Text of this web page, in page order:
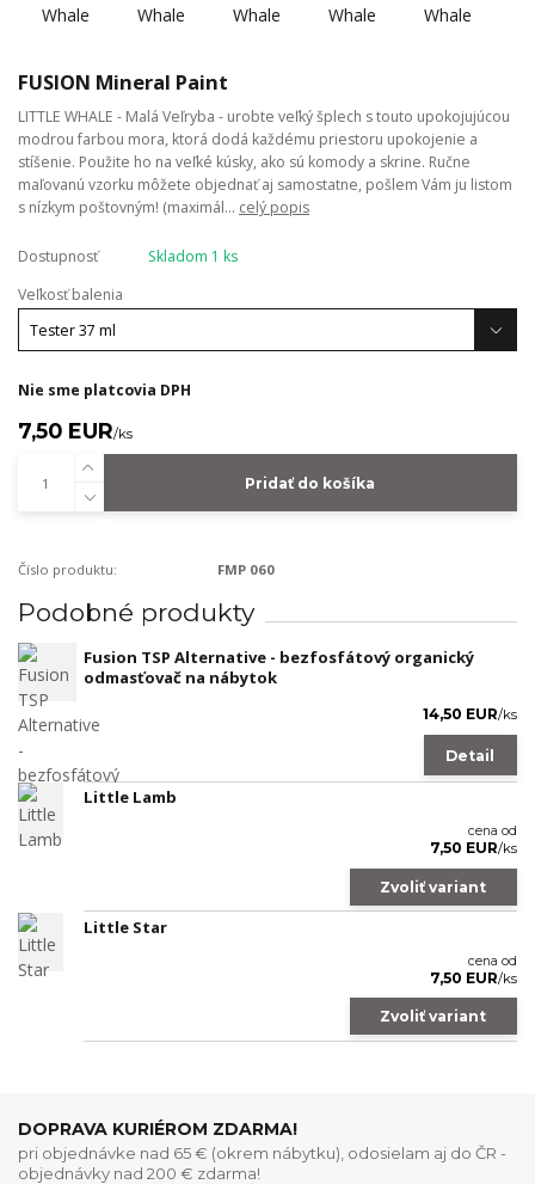
FUSION Mineral Paint
LITTLE WHALE - Malá Veľryba - urobte veľký šplech s touto upokojujúcou
modrou farbou mora, ktorá dodá každému priestoru upokojenie a
stíšenie. Použite ho na veľké kúsky, ako sú komody a skrine. Ručne
maľovanú vzorku môžete objednať aj samostatne, pošlem Vám ju listom
s nízkym poštovným! (maximál... celý popis
Dostupnosť
Skladom 1 ks
Veľkosť balenia
Nie sme platcovia DPH
7,50 EUR/ks
Pridať do košíka
Číslo produktu: FMP 060
Podobné produkty
Fusion TSP Alternative - bezfosfátový organický
odmasťovač na nábytok
14,50 EUR/ks
Detail
Little Lamb
cena od
7,50 EUR/ks
Zvoliť variant
Little Star
cena od
7,50 EUR/ks
Zvoliť variant
DOPRAVA KURIÉROM ZDARMA!
pri objednávke nad 65 € (okrem nábytku), odosielam aj do ČR -
objednávky nad 200 € zdarma!